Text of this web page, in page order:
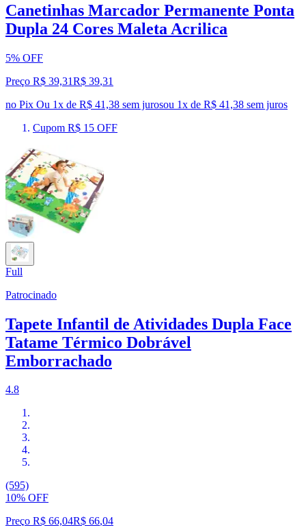
Canetinhas Marcador Permanente Ponta
Dupla 24 Cores Maleta Acrilica
5% OFF
Preço R$ 39,31R$ 39,31
no Pix Ou 1x de R$ 41,38 sem jurosou 1x de R$ 41,38 sem juros
Cupom R$ 15 OFF
Full
Patrocinado
Tapete Infantil de Atividades Dupla Face
Tatame Térmico Dobrável
Emborrachado
4.8
(595)
10% OFF
Preço R$ 66,04R$ 66,04